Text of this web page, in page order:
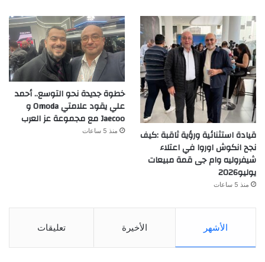
قيادة استثنائية ورؤية ثاقبة :كيف
نجح انكوش اوروا في اعتلاء
شيفروليه وام جى قمة مبيعات
يوليو2026
منذ 5 ساعات
خطوة جديدة نحو التوسع.. أحمد
علي يقود علامتي Omoda و
Jaecoo مع مجموعة عز العرب
منذ 5 ساعات
الأشهر الأخيرة تعليقات